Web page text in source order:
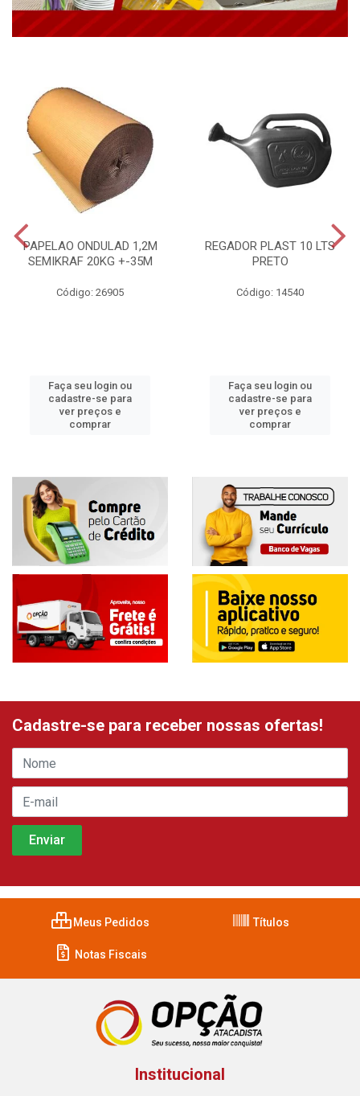
PAPELAO ONDULAD 1,2M
SEMIKRAF 20KG +-35M
Código: 26905
Faça seu login ou
cadastre-se para
ver preços e
comprar
REGADOR PLAST 10 LTS
PRETO
Código: 14540
Faça seu login ou
cadastre-se para
ver preços e
comprar
Cadastre-se para receber nossas ofertas!
Meus Pedidos Títulos
Notas Fiscais
Institucional